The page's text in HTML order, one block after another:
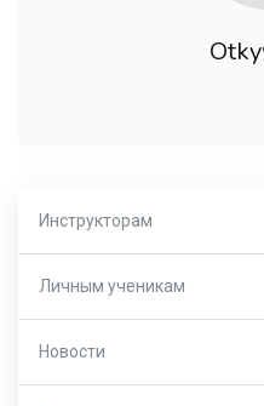
Инструкторам
Личным ученикам
Новости